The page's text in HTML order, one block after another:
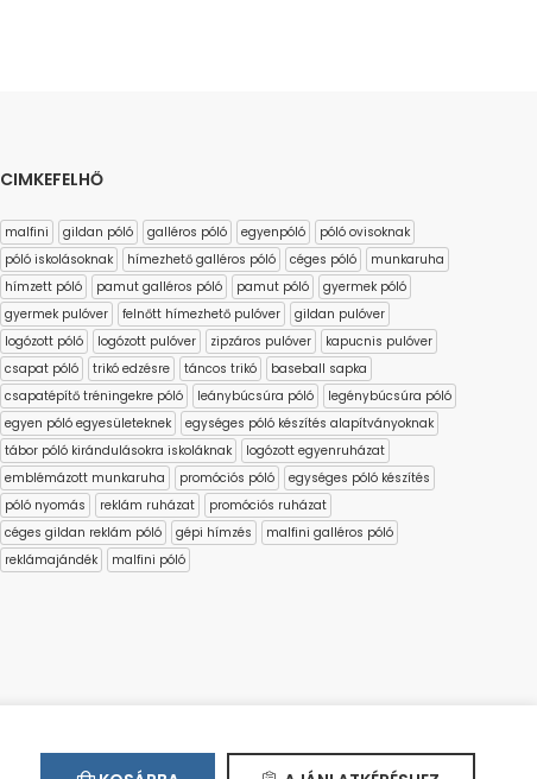
CIMKEFELHŐ
malfini gildan póló galléros póló egyenpóló
póló ovisoknak
póló iskolásoknak
hímezhető galléros póló céges póló
munkaruha
hímzett póló
pamut galléros póló pamut póló
gyermek póló
gyermek pulóver
felnőtt hímezhető pulóver
gildan pulóver
logózott póló
logózott pulóver zipzáros pulóver
kapucnis pulóver
csapat póló
trikó edzésre táncos trikó
baseball sapka
csapatépítő tréningekre póló
leánybúcsúra póló
legénybúcsúra póló
egyen póló egyesületeknek
egységes póló készítés alapítványoknak
tábor póló kirándulásokra iskoláknak
logózott egyenruházat
emblémázott munkaruha
promóciós póló
egységes póló készítés
póló nyomás
reklám ruházat
promóciós ruházat
céges gildan reklám póló
gépi hímzés
malfini galléros póló
reklámajándék
malfini póló